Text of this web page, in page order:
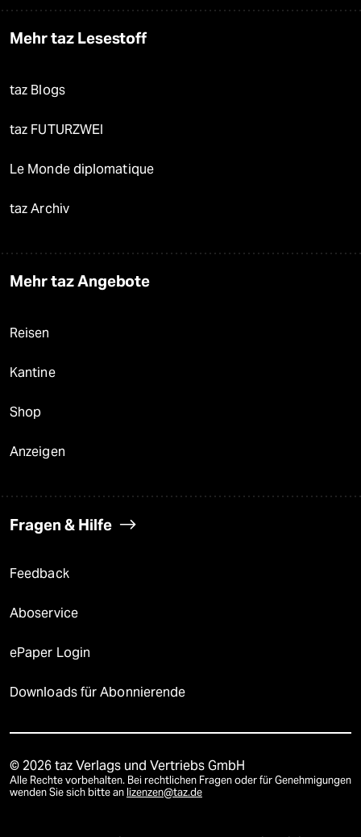
Mehr taz Lesestoff
taz Blogs
taz FUTURZWEI
Le Monde diplomatique
taz Archiv
Mehr taz Angebote
Reisen
Kantine
Shop
Anzeigen
Fragen & Hilfe
Feedback
Aboservice
ePaper Login
Downloads für Abonnierende
© 2026 taz Verlags und Vertriebs GmbH
Alle Rechte vorbehalten. Bei rechtlichen Fragen oder für Genehmigungen
wenden Sie sich bitte an lizenzen@taz.de